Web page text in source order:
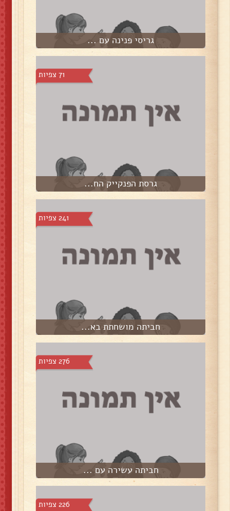
גריסי פנינה עם ...
71 צפיות
גרסת הפנקייק הח...
241 צפיות
חביתה מושחתת בא...
276 צפיות
חביתה עשירה עם ...
226 צפיות